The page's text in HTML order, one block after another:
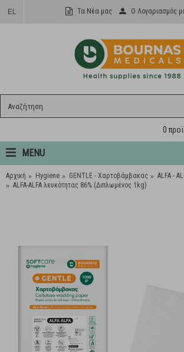
EL Τα Νέα μας Ο Λογαριασμός
0
MENU
Αρχική Hygiene GENTLE - Χαρτοβάμβακας
ALFA -
ALFA-ALFA λευκότητας 86% (Διπλωμένος 1kg)